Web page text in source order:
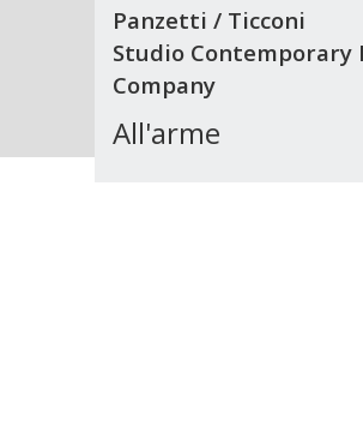
Panzetti / Ticconi
Studio Contemporary
Company
All'arme